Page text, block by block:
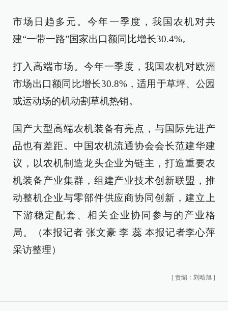
市场日趋多元。今年一季度，我国农机对共
建“一带一路”国家出口额同比增长30.4%。
打入高端市场。今年一季度，我国农机对欧洲
市场出口额同比增长30.8%，适用于草坪、公园
或运动场的机动割草机热销。
国产大型高端农机装备有亮点，与国际先进产
品也有差距。中国农机流通协会会长范建华建
议，以农机制造龙头企业为链主，打造重要农
机装备产业集群，组建产业技术创新联盟，推
动整机企业与零部件供应商协同创新，建立上
下游稳定配套、相关企业协同参与的产业格
局。（本报记者 张文豪 李 蕊 本报记者李心萍
采访整理）
[ 责编：刘晗旭 ]